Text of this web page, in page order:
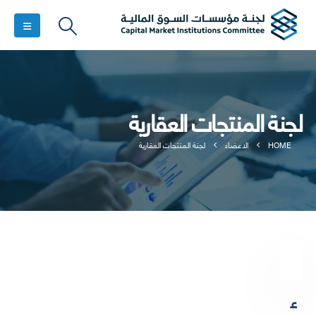
لجنة المنتجات العقارية
HOME الاعضاء لجنة المنتجات العقارية
ع